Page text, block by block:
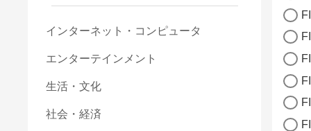
インターネット・コンピュータ
エンターテインメント
生活・文化
社会・経済